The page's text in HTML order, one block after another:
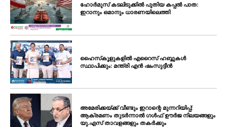
ഹോർമുസ് കടലിടുക്കിൽ പുതിയ കപ്പൽ പാത:
ഇറാനും ഒമാനും ധാരണയിലെത്തി
ഹൈസ്‌കൂളുകളിൽ എറൈസ് ഹബ്ബുകൾ
സ്ഥാപിക്കും: മന്ത്രി എൻ ഷംസുദ്ദീൻ
അമേരിക്കയ്ക്ക് വീണ്ടും ഇറാന്റെ മുന്നറിയിപ്പ്:
ആക്രമണം തുടർന്നാൽ ഗൾഫ് ഊർജ നിലയങ്ങളും
യു.എസ് താവളങ്ങളും തകർക്കും